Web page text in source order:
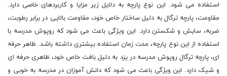
استفاده می شود. این نوع پارچه به دلایل زیر مزایا و کاربردهای خاصی دارد.
مقاومت، پارچه ترگال به دلیل ساختار خاص خود، مقاومت بالایی در برابر رطوبت،
ضربه، سایش و شکستن دارد. این ویژگی باعث می شود که روپوش مدرسه با
استفاده از این نوع پارچه، مدت زمان استفاده بیشتری داشته باشد. ظاهر حرفه
ای، پارچه ترگال روپوش مدرسه در یزد به دلیل بافت خاص خود، ظاهری حرفه ای
و شیک دارد. این ویژگی باعث می شود که دانش آموزان در مدرسه به خوبی و